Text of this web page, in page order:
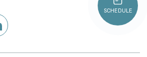
SCHEDULE